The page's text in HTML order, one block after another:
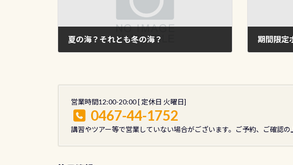
夏の海？それとも冬の海？ 期間限定
営業時間12:00-20:00 [ 定休日 火曜日]
0467-44-1752
講習やツアー等で営業していない場合がございます。ご予約、ご確認